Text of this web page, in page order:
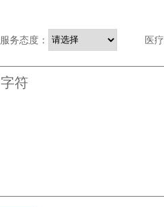
服务态度： 医